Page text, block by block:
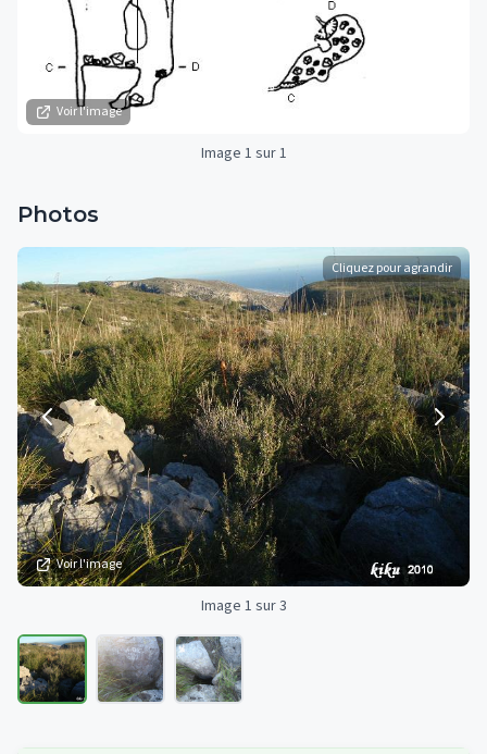
Voir l'image
Image 1 sur 1
Photos
Voir l'image
Cliquez pour agrandir
Image 1 sur 3